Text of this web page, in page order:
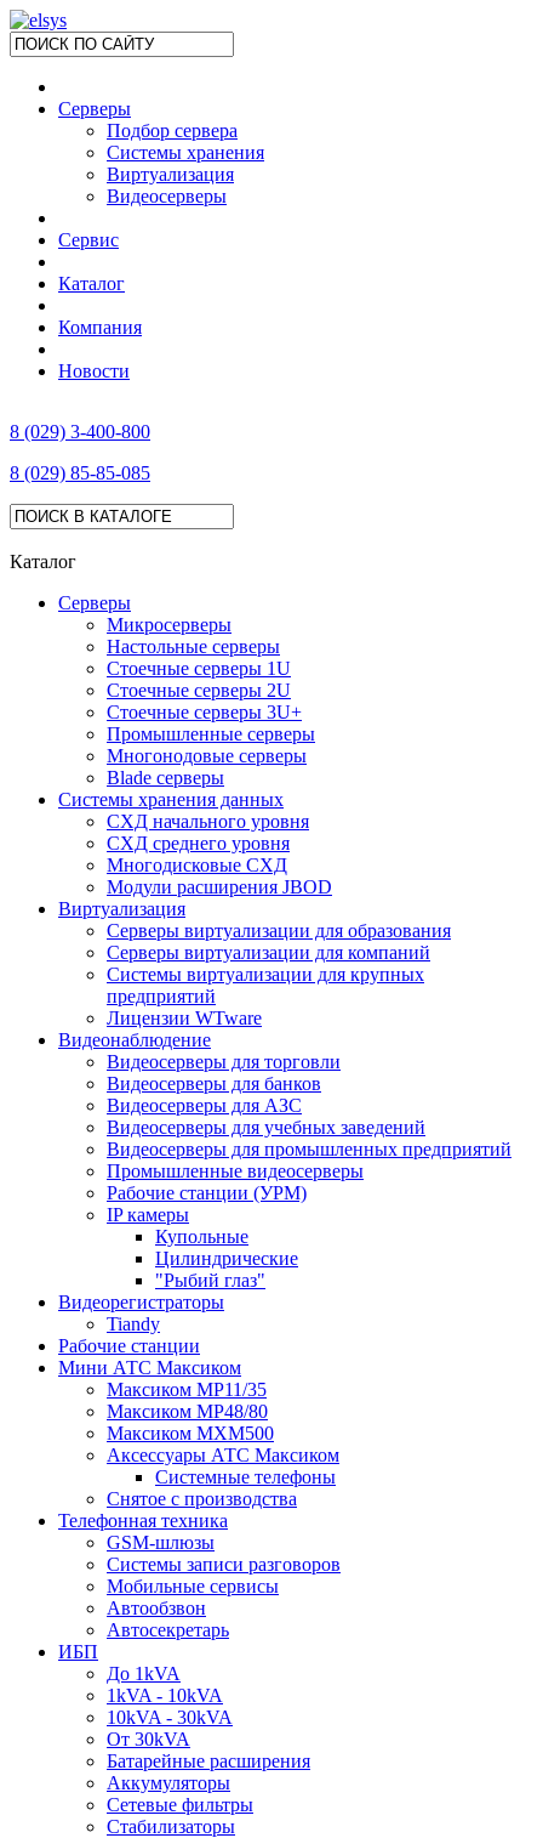
Серверы
Подбор сервера
Системы хранения
Виртуализация
Видеосерверы
Сервис
Каталог
Компания
Новости
8 (029) 3-400-800
8 (029) 85-85-085
Каталог
Серверы
Микросерверы
Настольные серверы
Стоечные серверы 1U
Стоечные серверы 2U
Стоечные серверы 3U+
Промышленные серверы
Многонодовые серверы
Blade серверы
Системы хранения данных
СХД начального уровня
СХД среднего уровня
Многодисковые СХД
Модули расширения JBOD
Виртуализация
Серверы виртуализации для образования
Серверы виртуализации для компаний
Системы виртуализации для крупных
предприятий
Лицензии WTware
Видеонаблюдение
Видеосерверы для торговли
Видеосерверы для банков
Видеосерверы для АЗС
Видеосерверы для учебных заведений
Видеосерверы для промышленных предприятий
Промышленные видеосерверы
Рабочие станции (УРМ)
IP камеры
Купольные
Цилиндрические
"Рыбий глаз"
Видеорегистраторы
Tiandy
Рабочие станции
Мини АТС Максиком
Максиком MP11/35
Максиком MP48/80
Максиком MXM500
Аксессуары АТС Максиком
Системные телефоны
Снятое с производства
Телефонная техника
GSM-шлюзы
Системы записи разговоров
Мобильные сервисы
Автообзвон
Автосекретарь
ИБП
До 1kVA
1kVA - 10kVA
10kVA - 30kVA
От 30kVA
Батарейные расширения
Аккумуляторы
Сетевые фильтры
Стабилизаторы